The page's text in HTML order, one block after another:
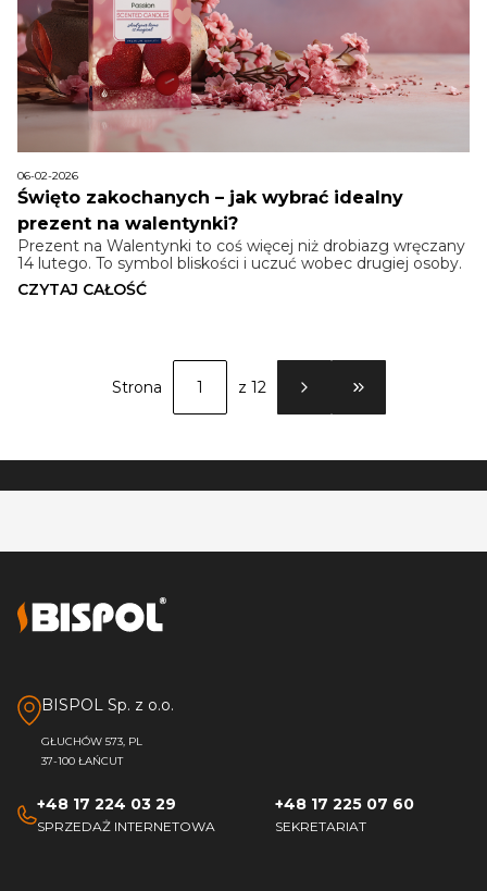
06-02-2026
Święto zakochanych – jak wybrać idealny
prezent na walentynki?
Prezent na Walentynki to coś więcej niż drobiazg wręczany
14 lutego. To symbol bliskości i uczuć wobec drugiej osoby.
CZYTAJ CAŁOŚĆ
Strona z 12 PRZEJDŹ DO
BISPOL Sp. z o.o.
GŁUCHÓW 573, PL
37-100 ŁAŃCUT
+48 17 224 03 29
SPRZEDAŻ INTERNETOWA
+48 17 225 07 60
SEKRETARIAT